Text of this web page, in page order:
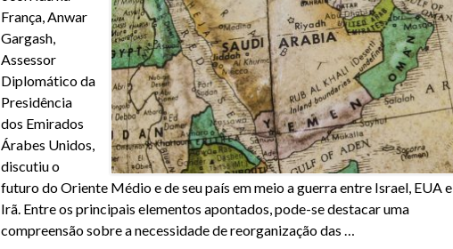
França, Anwar
Gargash,
Assessor
Diplomático da
Presidência
dos Emirados
Árabes Unidos,
discutiu o
futuro do Oriente Médio e de seu país em meio a guerra entre Israel, EUA e
Irã. Entre os principais elementos apontados, pode-se destacar uma
compreensão sobre a necessidade de reorganização das …